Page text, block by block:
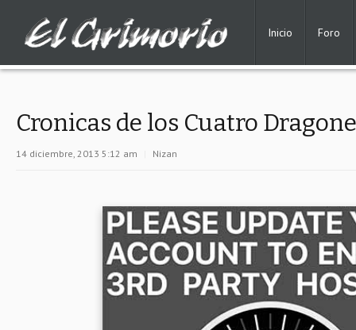
Inicio Foro
Cronicas de los Cuatro
14 diciembre, 2013 5:12 am Nizan